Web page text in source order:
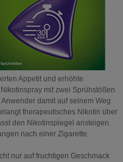
Appetit und erhöhte
mit zwei Sprühstößen
damit auf seinem Weg
therapeutisches Nikotin über
den Nikotinspiegel ansteigen.
nach einer Zigarette.
nur auf fruchtigen Geschmack